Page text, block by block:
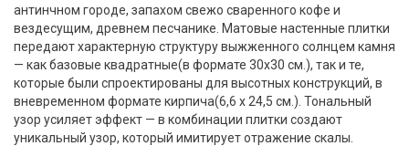
антинчном городе, запахом свежо сваренного кофе и
вездесущим, древнем песчанике. Матовые настенные плитки
передают характерную структуру выжженного солнцем камня
— как базовые квадратные(в формате 30х30 см.), так и те,
которые были спроектированы для высотных конструкций, в
вневременном формате кирпича(6,6 х 24,5 см.). Тональный
узор усиляет эффект — в комбинации плитки создают
уникальный узор, который имитирует отражение скалы.